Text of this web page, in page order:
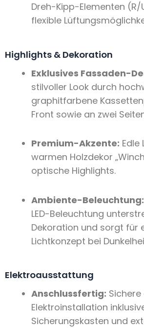
Dreh-Kipp-Elementen
flexible
Highlights & Dekoration
Exklusives Fassaden-
stilvoller Look durch
graphitfarbene
Front sowie an zwei
Premium-Akzente: Edle
warmen Holzdekor
optische Highlights.
Ambiente-Beleuchtung:
LED-Beleuchtung
Dekoration und sorgt für
Lichtkonzept bei
Elektroausstattung
Anschlussfertig:
Elektroinstallation
Sicherungskasten und